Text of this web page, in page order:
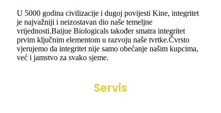
U 5000 godina civilizacije i dugoj povijesti Kine, integritet
je najvažniji i neizostavan dio naše temeljne
vrijednosti.Baijue Biologicals također smatra integritet
prvim ključnim elementom u razvoju naše tvrtke.Čvrsto
vjerujemo da integritet nije samo obećanje našim kupcima,
već i jamstvo za svako sjeme.
Servis